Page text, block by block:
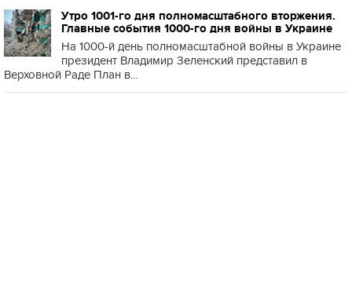
Утро 1001-го дня полномасштабного вторжения.
Главные события 1000-го дня войны в Украине
На 1000-й день полномасштабной войны в Украине
президент Владимир Зеленский представил в
Верховной Раде План в...